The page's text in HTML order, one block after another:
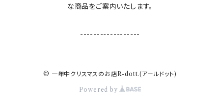
な商品をご案内いたします。
------------------
© 一年中クリスマスのお店R-dott.(アールドット)
Powered by